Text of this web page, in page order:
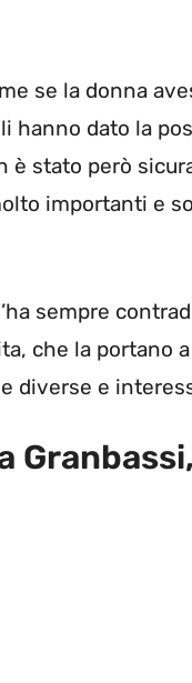
se la donna
hanno dato la
è stato però
importanti e
sempre
che la portano
diverse e